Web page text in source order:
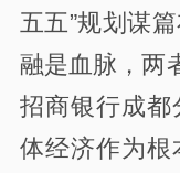
五五”规划谋
融是血脉，两
招商银行成都
体经济作为根